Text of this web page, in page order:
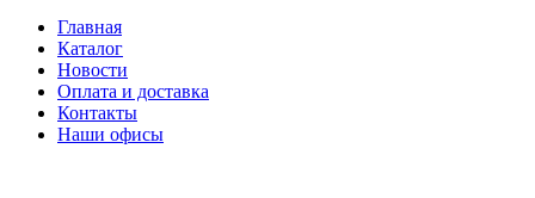
Главная
Каталог
Новости
Оплата и доставка
Контакты
Наши офисы